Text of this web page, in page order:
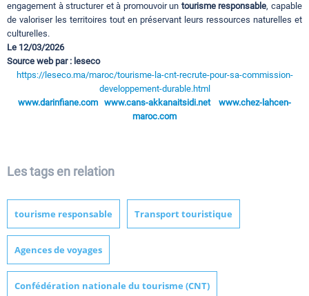
engagement à structurer et à promouvoir un tourisme responsable, capable
de valoriser les territoires tout en préservant leurs ressources naturelles et
culturelles.
Le 12/03/2026
Source web par : leseco
https://leseco.ma/maroc/tourisme-la-cnt-recrute-pour-sa-commission-
developpement-durable.html
www.darinfiane.com www.cans-akkanaitsidi.net
www.chez-lahcen-
maroc.com
Les tags en relation
tourisme responsable Transport touristique
Agences de voyages
Confédération nationale du tourisme (CNT)